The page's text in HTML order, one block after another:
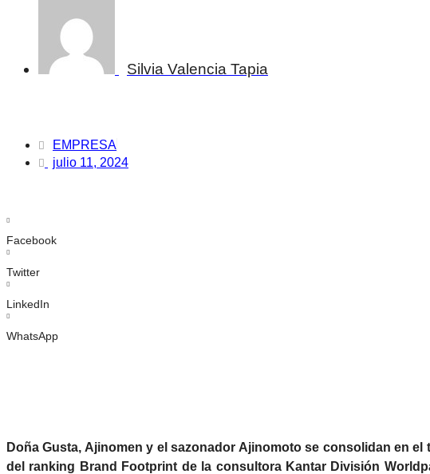
Silvia Valencia Tapia
EMPRESA
julio 11, 2024
Facebook
Twitter
LinkedIn
WhatsApp
Doña Gusta, Ajinomen y el sazonador Ajinomoto se consolidan en el
del ranking Brand Footprint de la consultora Kantar División